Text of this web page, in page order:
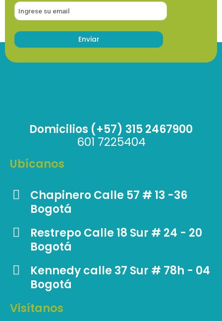
Domicilios (+57) 315 2467900
601 7225404
Ubícanos
Chapinero Calle 57 # 13 -36
Bogotá
Restrepo Calle 18 Sur # 24 - 20
Bogotá
Kennedy calle 37 Sur # 78h - 04
Bogotá
Visítanos